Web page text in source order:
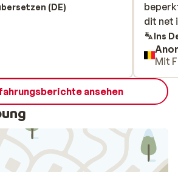
(DE)
dit net
er lag
dit net
Ins
Mit
ansehen